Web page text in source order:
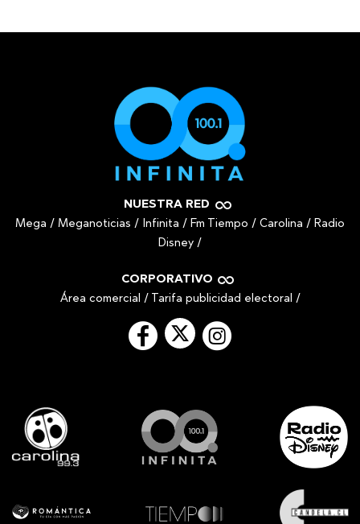
NUESTRA RED
Mega / Meganoticias / Infinita / Fm Tiempo / Carolina / Radio
Disney /
CORPORATIVO
Área comercial / Tarifa publicidad electoral /